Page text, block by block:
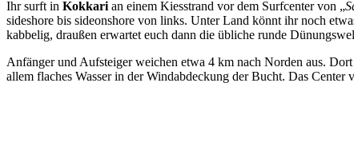
Ihr surft in Kokkari an einem Kiesstrand vor dem Surfcenter von „
sideshore bis sideonshore von links. Unter Land könnt ihr noch
kabbelig, draußen erwartet euch dann die übliche runde
Anfänger und Aufsteiger weichen etwa 4 km nach Norden aus.
allem flaches Wasser in der Windabdeckung der Bucht. Das